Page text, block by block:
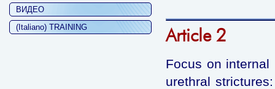
ВИДЕО
(Italiano) TRAINING
Article 2
Focus on internal
urethral